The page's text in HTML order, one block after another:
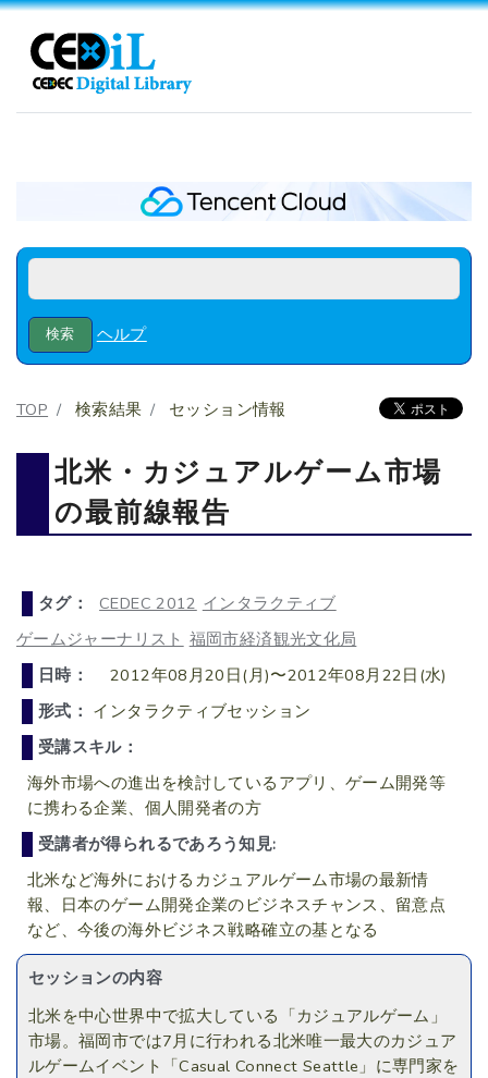
ヘルプ
TOP 検索結果 セッション情報
北米・カジュアルゲーム市場
の最前線報告
タグ： CEDEC 2012 インタラクティブ
ゲームジャーナリスト 福岡市経済観光文化局
日時：
2012年08月20日(月)〜2012年08月22日(水)
形式： インタラクティブセッション
受講スキル：
海外市場への進出を検討しているアプリ、ゲーム開発等
に携わる企業、個人開発者の方
受講者が得られるであろう知見:
北米など海外におけるカジュアルゲーム市場の最新情
報、日本のゲーム開発企業のビジネスチャンス、留意点
など、今後の海外ビジネス戦略確立の基となる
セッションの内容
北米を中心世界中で拡大している「カジュアルゲーム」
市場。福岡市では7月に行われる北米唯一最大のカジュア
ルゲームイベント「Casual Connect Seattle」に専門家を